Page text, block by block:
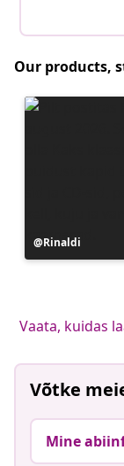
Our products,
Postitus
avaldatud
Rinaldi
Vaata, kuidas
Võtke
Mine